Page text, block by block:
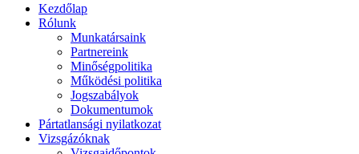
Kezdőlap
Rólunk
Munkatársaink
Partnereink
Minőségpolitika
Működési politika
Jogszabályok
Dokumentumok
Pártatlansági nyilatkozat
Vizsgázóknak